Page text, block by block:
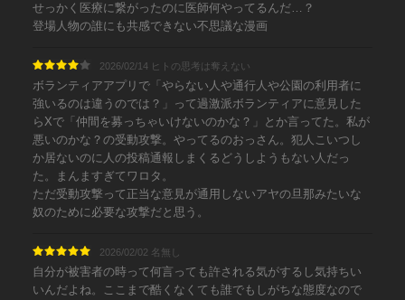
せっかく医療に繋がったのに医師何やってるんだ…？
登場人物の誰にも共感できない不思議な漫画
2026/02/14 ヒトの思考は奪えない
ボランティアアプリで「やらない人や通行人や公園の利用者に
強いるのは違うのでは？」って過激派ボランティアに意見した
らXで「仲間を募っちゃいけないのかな？」とか言ってた。私が
悪いのかな？の受動攻撃。やってるのおっさん。犯人こいつし
か居ないのに人の投稿通報しまくるどうしようもない人だっ
た。まんますぎてワロタ。
ただ受動攻撃って正当な意見が通用しないアヤの旦那みたいな
奴のために必要な攻撃だと思う。
2026/02/02 名無し
自分が被害者の時って何言っても許される気がするし気持ちい
いんだよね。ここまで酷くなくても誰でもしがちな態度なので